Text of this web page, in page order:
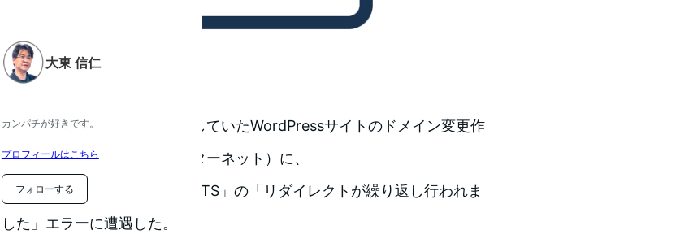
大東 信仁
カンパチが好きです。
プロフィールはこちら
フォローする
さくらインターネットに設置していたWordPressサイトのドメイン変更作
業中（引越し先もさくらインターネット）に、
「ERR_TOO_MANY_REDIRECTS」の「リダイレクトが繰り返し行われま
した」エラーに遭遇した。